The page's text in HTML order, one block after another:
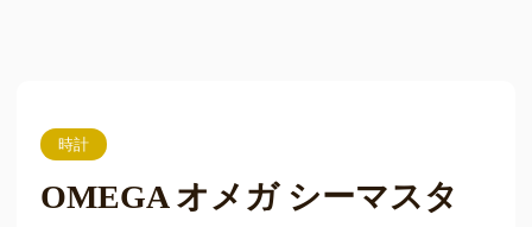
時計
OMEGA オメガ シーマスタ